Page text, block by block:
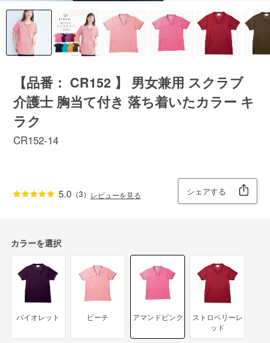
【品番： CR152 】 男女兼用 スクラブ
介護士 胸当て付き 落ち着いたカラー キ
ラク
CR152-14
5.0 （3） レビューを見る シェアする
カラーを選択
バイオレット ピーチ アマンドピンク
ストロベリーレ
ッド